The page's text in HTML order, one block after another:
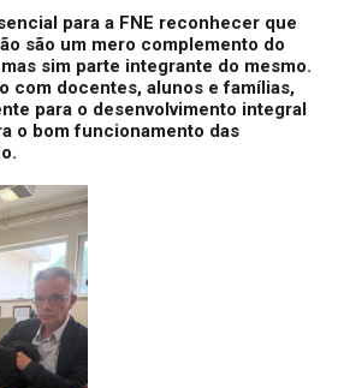
para a FNE reconhecer que
são um mero complemento do
sim parte integrante do mesmo.
com docentes, alunos e famílias,
para o desenvolvimento integral
o bom funcionamento das